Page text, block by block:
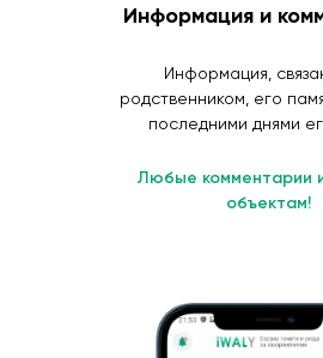
Информация и
Информация,
родственником, его
последними днями
Любые комментарии
объектам!